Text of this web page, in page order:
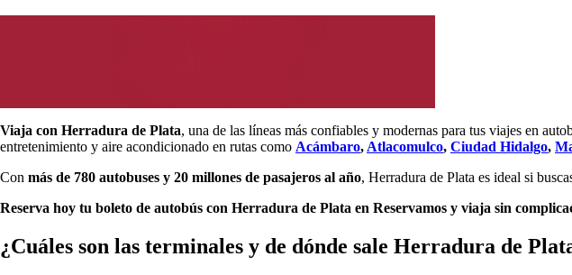
Viaja con Herradura de Plata, una de las líneas más confiables y modernas para tus viajes en
entretenimiento y aire acondicionado en rutas como Acámbaro, Atlacomulco, Ciudad Hidalgo,
Con más de 780 autobuses y 20 millones de pasajeros al año, Herradura de Plata es ideal si
Reserva hoy tu boleto de autobús con Herradura de Plata en Reservamos y viaja sin
¿Cuáles son las terminales y de dónde sale Herradura de